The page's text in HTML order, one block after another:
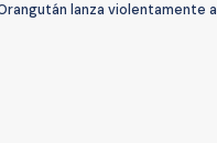
lanza violentamente a